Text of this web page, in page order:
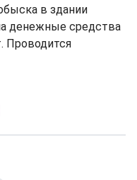
в здании
денежные средства
Проводится